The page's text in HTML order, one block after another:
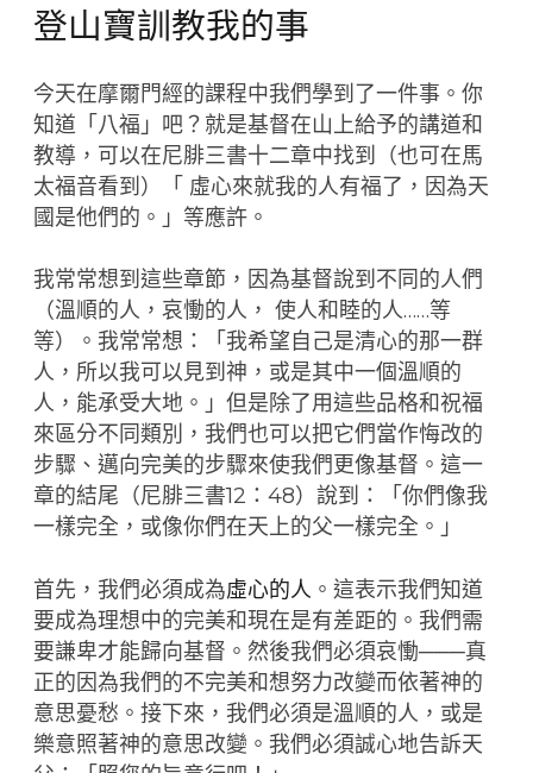
登山寶訓教我的事
今天在摩爾門經的課程中我們學到了一件事。你
知道「八福」吧？就是基督在山上給予的講道和
教導，可以在尼腓三書十二章中找到（也可在馬
太福音看到）「 虛心來就我的人有福了，因為天
國是他們的。」等應許。
我常常想到這些章節，因為基督說到不同的人們
（溫順的人，哀慟的人， 使人和睦的人……等
等）。我常常想：「我希望自己是清心的那一群
人，所以我可以見到神，或是其中一個溫順的
人，能承受大地。」但是除了用這些品格和祝福
來區分不同類別，我們也可以把它們當作悔改的
步驟、邁向完美的步驟來使我們更像基督。這一
章的結尾（尼腓三書12：48）說到：「你們像我
一樣完全，或像你們在天上的父一樣完全。」
首先，我們必須成為虛心的人 。這表示我們知道
要成為理想中的完美和現在是有差距的。我們需
要謙卑才能歸向基督。然後我們必須哀慟───真
正的因為我們的不完美和想努力改變而依著神的
意思憂愁。接下來，我們必須是溫順的人，或是
樂意照著神的意思改變。我們必須誠心地告訴天